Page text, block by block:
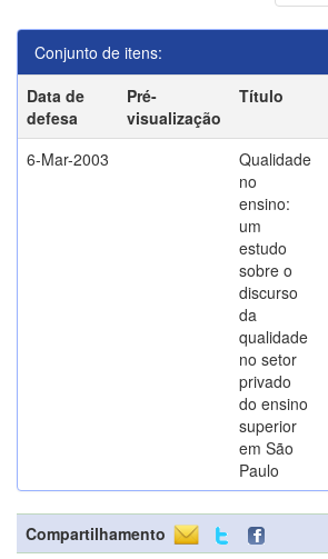
Conjunto de itens:
Data de
defesa
Pré-
visualização
Título
6-Mar-2003
Qualidade
no
ensino:
um
estudo
sobre o
discurso
da
qualidade
no setor
privado
do ensino
superior
em São
Paulo
Compartilhamento